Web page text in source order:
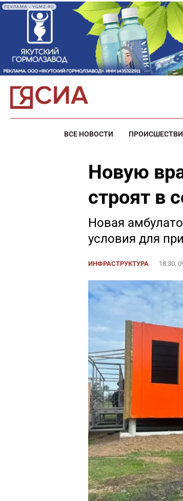
РЕКЛАМА • YGMZ.RU
ВСЕ НОВОСТИ
Новую
строят в
Новая
условия для
ИНФРАСТРУКТУРА 18:30,